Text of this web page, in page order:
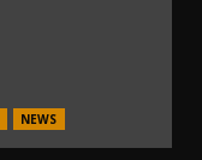
NEWS